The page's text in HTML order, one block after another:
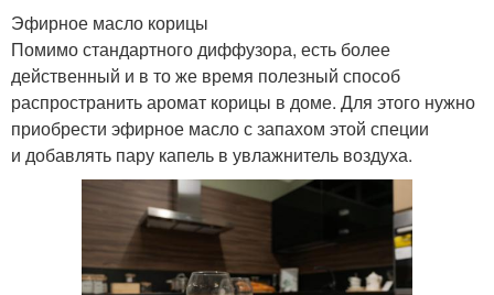
Эфирное масло корицы
Помимо стандартного диффузора, есть более
действенный и в то же время полезный способ
распространить аромат корицы в доме. Для этого нужно
приобрести эфирное масло с запахом этой специи
и добавлять пару капель в увлажнитель воздуха.